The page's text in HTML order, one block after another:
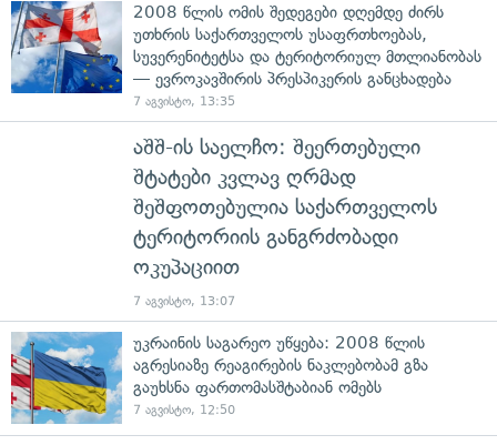
2008 წლის ომის შედეგები დღემდე ძირს
უთხრის საქართველოს უსაფრთხოებას,
სუვერენიტეტსა და ტერიტორიულ მთლიანობას
— ევროკავშირის პრესპიკერის განცხადება
7 აგვისტო, 13:35
აშშ-ის საელჩო: შეერთებული
შტატები კვლავ ღრმად
შეშფოთებულია საქართველოს
ტერიტორიის განგრძობადი
ოკუპაციით
7 აგვისტო, 13:07
უკრაინის საგარეო უწყება: 2008 წლის
აგრესიაზე რეაგირების ნაკლებობამ გზა
გაუხსნა ფართომასშტაბიან ომებს
7 აგვისტო, 12:50